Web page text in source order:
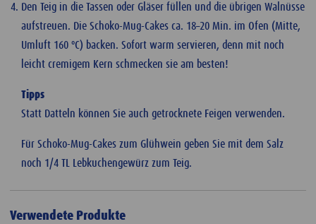
Den Teig in die Tassen oder Gläser füllen und die übrigen Walnüsse
aufstreuen. Die Schoko-Mug-Cakes ca. 18–20 Min. im Ofen (Mitte,
Umluft 160 ºC) backen. Sofort warm servieren, denn mit noch
leicht cremigem Kern schmecken sie am besten!
Tipps
Statt Datteln können Sie auch getrocknete Feigen verwenden.
Für Schoko-Mug-Cakes zum Glühwein geben Sie mit dem Salz
noch 1/4 TL Lebkuchengewürz zum Teig.
Verwendete Produkte